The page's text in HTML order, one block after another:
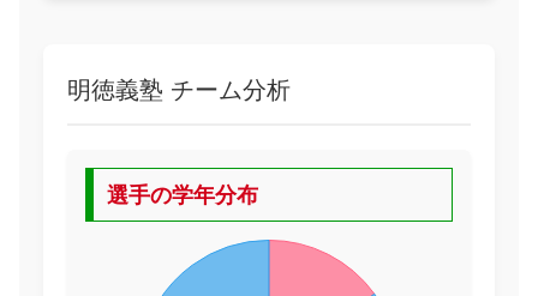
明徳義塾 チーム分析
選手の学年分布